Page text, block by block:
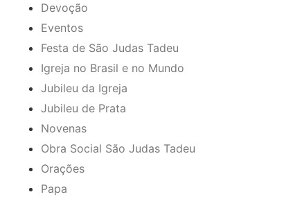
Devoção
Eventos
Festa de São Judas Tadeu
Igreja no Brasil e no Mundo
Jubileu da Igreja
Jubileu de Prata
Novenas
Obra Social São Judas Tadeu
Orações
Papa